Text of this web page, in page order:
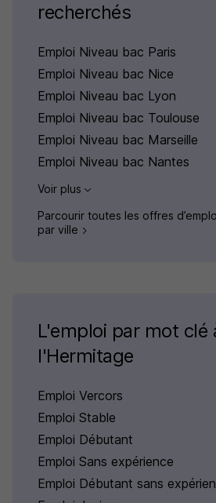
recherchés
Emploi Niveau bac Paris
Emploi Niveau bac Nice
Emploi Niveau bac Lyon
Emploi Niveau bac Toulouse
Emploi Niveau bac Marseille
Emploi Niveau bac Nantes
Voir plus
Parcourir toutes les offres
par ville
L'emploi par mot clé
l'Hermitage
Emploi Vercors
Emploi Stable
Emploi Débutant
Emploi Sans expérience
Emploi Débutant sans